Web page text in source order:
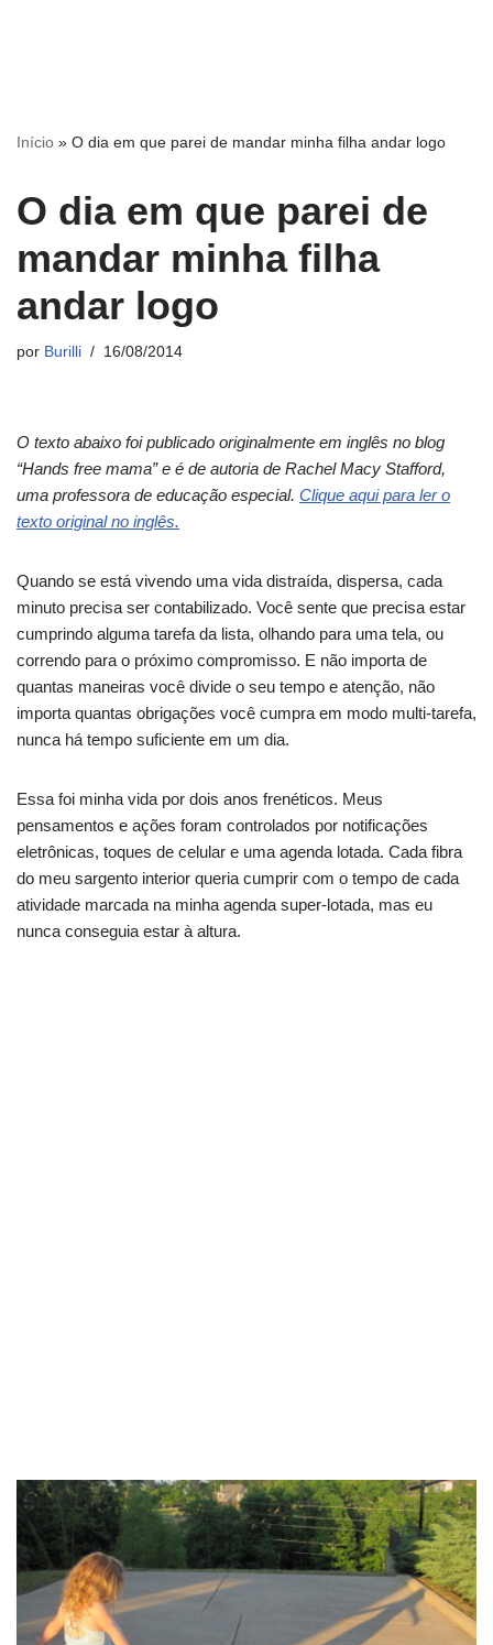
Início » O dia em que parei de mandar minha filha andar logo
O dia em que parei de
mandar minha filha
andar logo
por Burilli 16/08/2014
O texto abaixo foi publicado originalmente em inglês no blog
“Hands free mama” e é de autoria de Rachel Macy Stafford,
uma professora de educação especial. Clique aqui para ler o
texto original no inglês.
Quando se está vivendo uma vida distraída, dispersa, cada
minuto precisa ser contabilizado. Você sente que precisa estar
cumprindo alguma tarefa da lista, olhando para uma tela, ou
correndo para o próximo compromisso. E não importa de
quantas maneiras você divide o seu tempo e atenção, não
importa quantas obrigações você cumpra em modo multi-tarefa,
nunca há tempo suficiente em um dia.
Essa foi minha vida por dois anos frenéticos. Meus
pensamentos e ações foram controlados por notificações
eletrônicas, toques de celular e uma agenda lotada. Cada fibra
do meu sargento interior queria cumprir com o tempo de cada
atividade marcada na minha agenda super-lotada, mas eu
nunca conseguia estar à altura.